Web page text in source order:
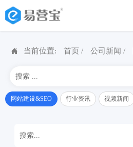
 当前位置: 首页 / 公司新闻 /
网站建设&SEO 行业资讯 视频新闻